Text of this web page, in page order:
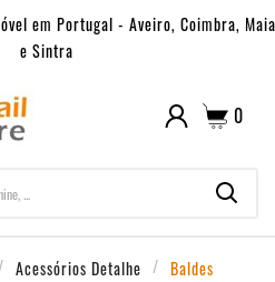
em Portugal - Aveiro, Coimbra, Maia
e Sintra
0
Acessórios Detalhe Baldes